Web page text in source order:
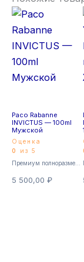
Paco Rabanne
INVICTUS — 100ml
Мужской
Оценка
0
из 5
5 500,00 ₽